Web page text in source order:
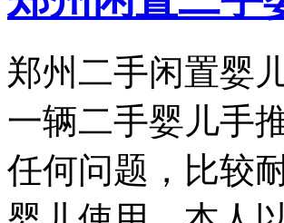
郑州二手闲置婴
一辆二手婴儿手
任何问题，比较